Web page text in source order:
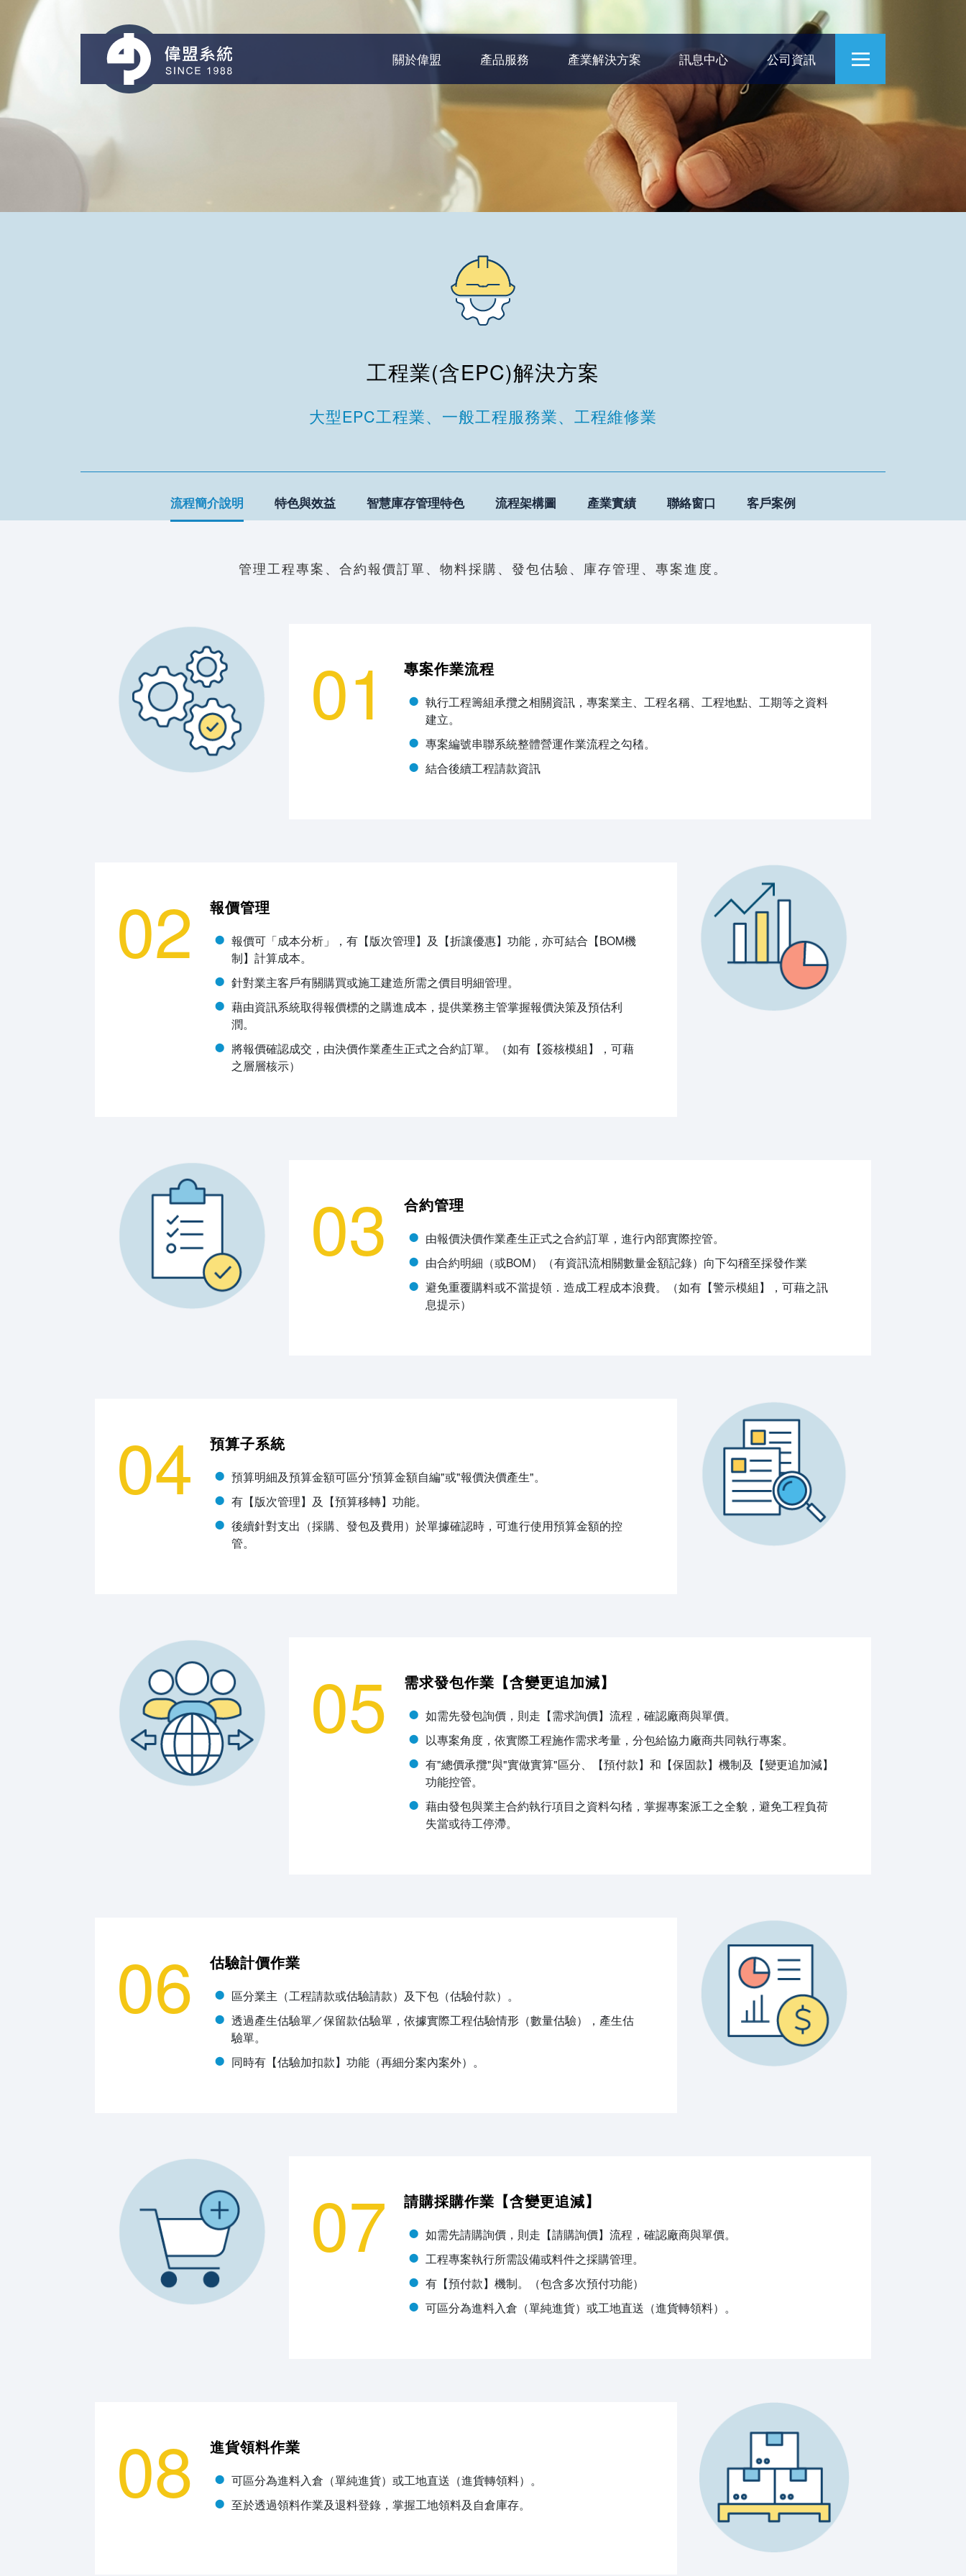
關於偉盟 產品服務 產業解決方案 訊息中心 公司資訊
工程業(含EPC)解決方案
大型EPC工程業、一般工程服務業、工程維修業
流程簡介說明 特色與效益 智慧庫存管理特色 流程架構圖 產業實績 聯絡窗口 客戶案例
管理工程專案、合約報價訂單、物料採購、發包估驗、庫存管理、專案進度。
01 專案作業流程
執行工程籌組承攬之相關資訊，專案業主、工程名稱、工程地點、工期等之資料
建立。
專案編號串聯系統整體營運作業流程之勾䅲。
結合後續工程請款資訊
02 報價管理
報價可「成本分析」，有【版次管理】及【折讓優惠】功能，亦可結合【BOM機
制】計算成本。
針對業主客戶有關購買或施工建造所需之價目明細管理。
藉由資訊系統取得報價標的之購進成本，提供業務主管掌握報價決策及預估利
潤。
將報價確認成交，由決價作業產生正式之合約訂單。（如有【簽核模組】，可藉
之層層核示）
03 合約管理
由報價決價作業產生正式之合約訂單，進行內部實際控管。
由合約明細（或BOM）（有資訊流相關數量金額記錄）向下勾稽至採發作業
避免重覆購料或不當提領．造成工程成本浪費。（如有【警示模組】，可藉之訊
息提示）
04 預算子系統
預算明細及預算金額可區分'預算金額自編"或"報價決價產生"。
有【版次管理】及【預算移轉】功能。
後續針對支出（採購、發包及費用）於單據確認時，可進行使用預算金額的控
管。
05 需求發包作業【含變更追加減】
如需先發包詢價，則走【需求詢價】流程，確認廠商與單價。
以專案角度，依實際工程施作需求考量，分包給協力廠商共同執行專案。
有"總價承攬"與"實做實算"區分、【預付款】和【保固款】機制及【變更追加減】
功能控管。
藉由發包與業主合約執行項目之資料勾䅲，掌握專案派工之全貌，避免工程負荷
失當或待工停滯。
06 估驗計價作業
區分業主（工程請款或估驗請款）及下包（估驗付款）。
透過產生估驗單／保留款估驗單，依據實際工程估驗情形（數量估驗），產生估
驗單。
同時有【估驗加扣款】功能（再細分案內案外）。
07 請購採購作業【含變更追減】
如需先請購詢價，則走【請購詢價】流程，確認廠商與單價。
工程專案執行所需設備或料件之採購管理。
有【預付款】機制。（包含多次預付功能）
可區分為進料入倉（單純進貨）或工地直送（進貨轉領料）。
08 進貨領料作業
可區分為進料入倉（單純進貨）或工地直送（進貨轉領料）。
至於透過領料作業及退料登錄，掌握工地領料及自倉庫存。